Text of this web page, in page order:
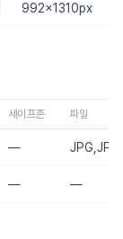
992×1310px
세이프존 파일
—
— —